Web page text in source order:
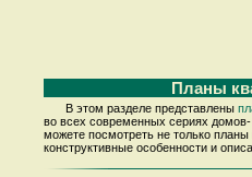
Планы
В этом разделе представлены
во всех современных сериях
можете посмотреть не только планы
конструктивные особенности и